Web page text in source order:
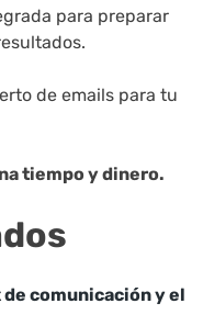
para preparar
de emails para tu
tiempo y dinero.
comunicación y el